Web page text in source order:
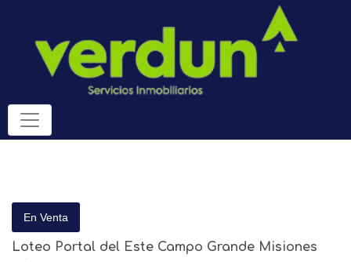
En Venta
Loteo Portal del Este Campo Grande Misiones